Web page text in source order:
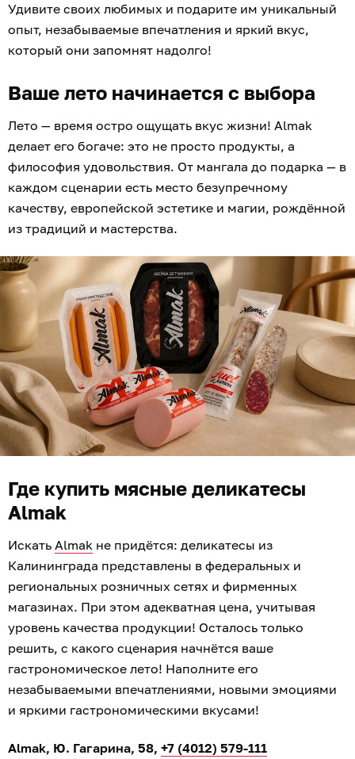
Удивите своих любимых и подарите им уникальный
опыт, незабываемые впечатления и яркий вкус,
который они запомнят надолго!
Ваше лето начинается с выбора
Лето — время остро ощущать вкус жизни! Almak
делает его богаче: это не просто продукты, а
философия удовольствия. От мангала до подарка — в
каждом сценарии есть место безупречному
качеству, европейской эстетике и магии, рождённой
из традиций и мастерства.
Где купить мясные деликатесы
Almak
Искать Almak не придётся: деликатесы из
Калининграда представлены в федеральных и
региональных розничных сетях и фирменных
магазинах. При этом адекватная цена, учитывая
уровень качества продукции! Осталось только
решить, с какого сценария начнётся ваше
гастрономическое лето! Наполните его
незабываемыми впечатлениями, новыми эмоциями
и яркими гастрономическими вкусами!
Almak, Ю. Гагарина, 58, +7 (4012) 579-111